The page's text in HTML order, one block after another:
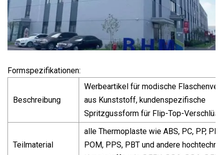
Formspezifikationen:
Beschreibung
Werbeartikel für modische
aus Kunststoff, kundenspezifische
Spritzgussform für Flip-Top-
Teilmaterial
alle Thermoplaste wie ABS, PC, PP, PE,
POM, PPS, PBT und andere